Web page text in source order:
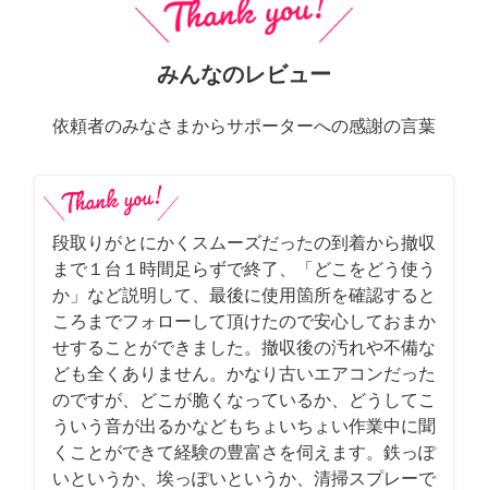
みんなのレビュー
依頼者のみなさまからサポーターへの感謝の言葉
段取りがとにかくスムーズだったの到着から撤収
まで１台１時間足らずで終了、「どこをどう使う
か」など説明して、最後に使用箇所を確認すると
ころまでフォローして頂けたので安心しておまか
せすることができました。撤収後の汚れや不備な
ども全くありません。かなり古いエアコンだった
のですが、どこが脆くなっているか、どうしてこ
ういう音が出るかなどもちょいちょい作業中に聞
くことができて経験の豊富さを伺えます。鉄っぽ
いというか、埃っぽいというか、清掃スプレーで